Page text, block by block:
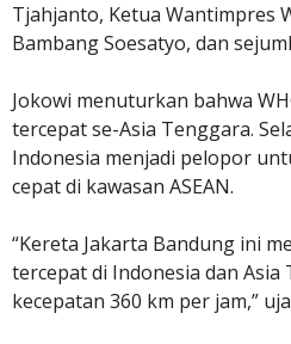
Tjahjanto, Ketua Wantimpres
Bambang Soesatyo, dan
Jokowi menuturkan bahwa
tercepat se-Asia Tenggara.
Indonesia menjadi pelopor
cepat di kawasan ASEAN.
“Kereta Jakarta Bandung ini
tercepat di Indonesia dan Asia
kecepatan 360 km per jam,”